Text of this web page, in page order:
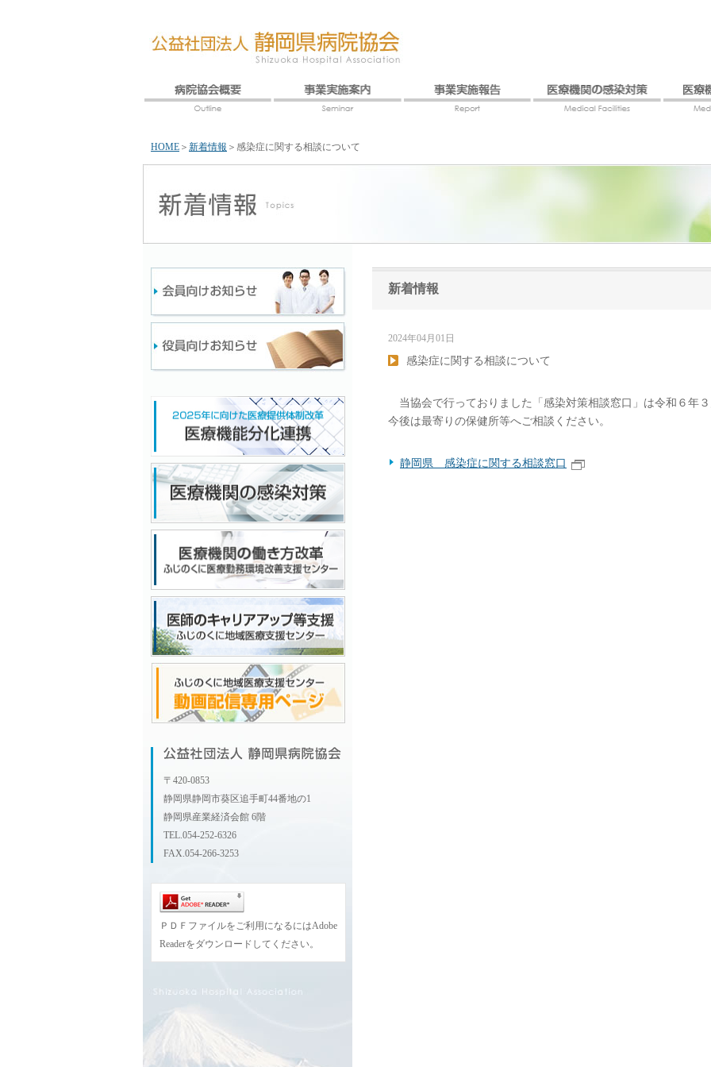
HOME ＞ 新着情報 ＞ 感染症に関する相談について
〒420-0853
静岡県静岡市葵区追手町44番地の1
静岡県産業経済会館 6階
TEL.054-252-6326
FAX.054-266-3253
ＰＤＦファイルをご利用になるにはAdobe
Readerをダウンロードしてください。
新着情報
2024年04月01日
感染症に関する相談について
当協会で行っておりました「感染対策相談窓口」は令和６年３
今後は最寄りの保健所等へご相談ください。
静岡県 感染症に関する相談窓口